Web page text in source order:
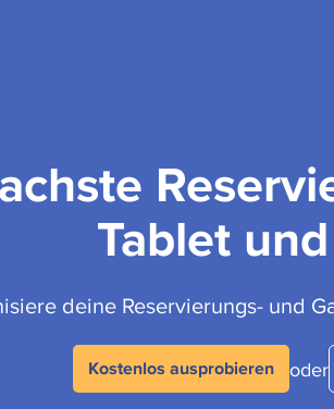
Tablet
deine Reservierungs- und
Kostenlos ausprobieren oder